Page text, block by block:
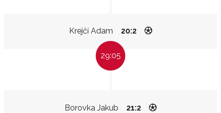
Krejčí Adam 20:2
29:05
Borovka Jakub 21:2